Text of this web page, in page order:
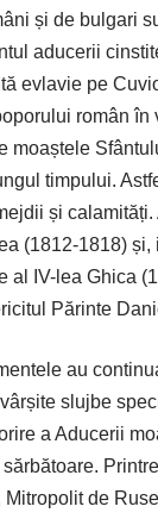
și de bulgari
aducerii
­evlavie pe
român în
moaștele
timpului.
și
(1812-1818)
al IV-lea Ghica
Părinte
au
slujbe
a Aducerii
sărbătoare.
Mitropolit de